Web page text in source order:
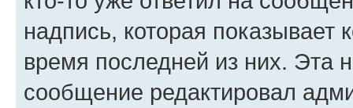
надпись, которая показывает
время последней из них. Эта
сообщение редактировал